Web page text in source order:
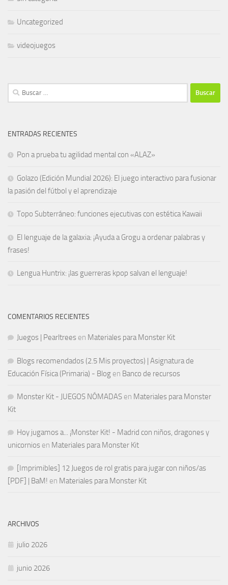
Uncategorized
videojuegos
Buscar:
ENTRADAS RECIENTES
Pon a prueba tu agilidad mental con «ALAZ»
Golazo (Edición Mundial 2026): El juego interactivo para fusionar
la pasión del fútbol y el aprendizaje
Topo Subterráneo: funciones ejecutivas con estética Kawaii
El lenguaje de la galaxia: ¡Ayuda a Grogu a ordenar palabras y
frases!
Lengua Huntrix: ¡las guerreras kpop salvan el lenguaje!
COMENTARIOS RECIENTES
Juegos | Pearltrees en Materiales para Monster Kit
Blogs recomendados (2.5 Mis proyectos) | Asignatura de
Educación Física (Primaria) - Blog en Banco de recursos
Monster Kit - JUEGOS NÓMADAS en Materiales para Monster
Kit
Hoy jugamos a... ¡Monster Kit! - Madrid con niños, dragones y
unicornios en Materiales para Monster Kit
[Imprimibles] 12 Juegos de rol gratis para jugar con niños/as
[PDF] | BaM! en Materiales para Monster Kit
ARCHIVOS
julio 2026
junio 2026